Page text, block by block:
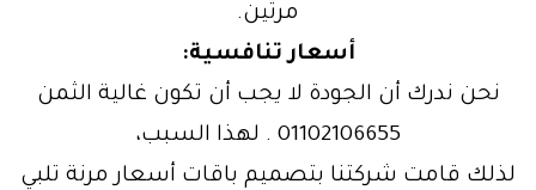
مرتين.
أسعار تنافسية:
نحن ندرك أن الجودة لا يجب أن تكون غالية الثمن
01102106655 . لهذا السبب،
لذلك قامت شركتنا بتصميم باقات أسعار مرنة تلبي